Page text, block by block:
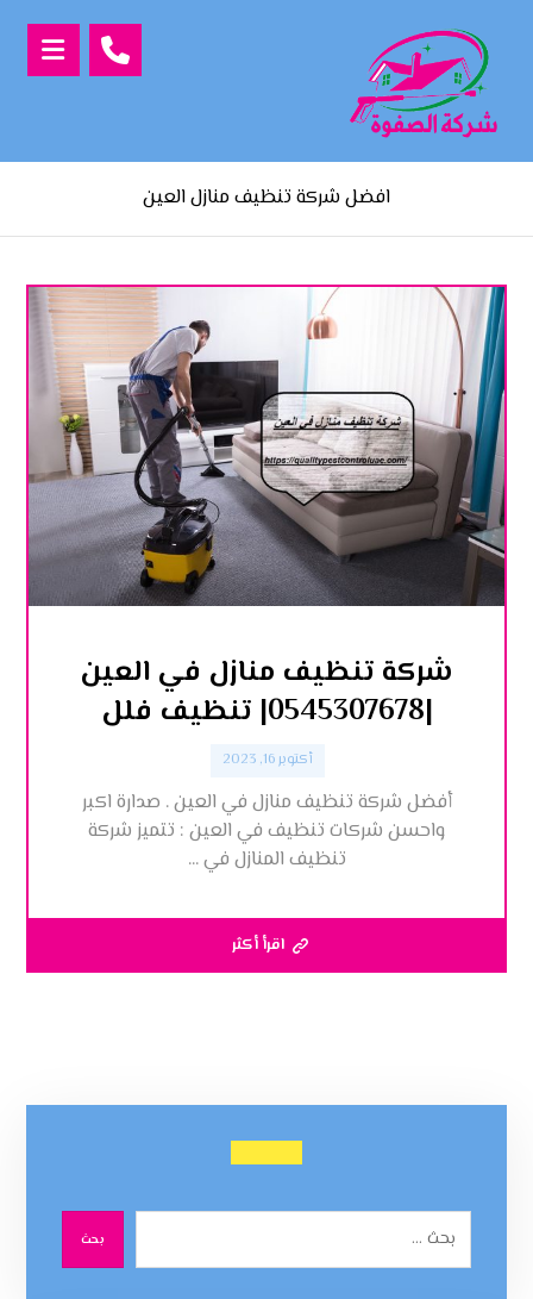
افضل شركة تنظيف منازل العين
شركة تنظيف منازل في العين
|0545307678| تنظيف فلل
أكتوبر 16, 2023
أفضل شركة تنظيف منازل في العين . صدارة اكبر
واحسن شركات تنظيف في العين : تتميز شركة
تنظيف المنازل في ...
اقرأ أكثر
بحث